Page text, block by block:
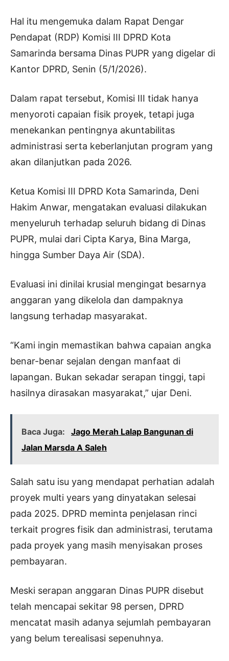
Hal itu mengemuka dalam Rapat Dengar
Pendapat (RDP) Komisi III DPRD Kota
Samarinda bersama Dinas PUPR yang digelar di
Kantor DPRD, Senin (5/1/2026).
Dalam rapat tersebut, Komisi III tidak hanya
menyoroti capaian fisik proyek, tetapi juga
menekankan pentingnya akuntabilitas
administrasi serta keberlanjutan program yang
akan dilanjutkan pada 2026.
Ketua Komisi III DPRD Kota Samarinda, Deni
Hakim Anwar, mengatakan evaluasi dilakukan
menyeluruh terhadap seluruh bidang di Dinas
PUPR, mulai dari Cipta Karya, Bina Marga,
hingga Sumber Daya Air (SDA).
Evaluasi ini dinilai krusial mengingat besarnya
anggaran yang dikelola dan dampaknya
langsung terhadap masyarakat.
“Kami ingin memastikan bahwa capaian angka
benar-benar sejalan dengan manfaat di
lapangan. Bukan sekadar serapan tinggi, tapi
hasilnya dirasakan masyarakat,” ujar Deni.
Baca Juga:
Jago Merah Lalap Bangunan di
Jalan Marsda A Saleh
Salah satu isu yang mendapat perhatian adalah
proyek multi years yang dinyatakan selesai
pada 2025. DPRD meminta penjelasan rinci
terkait progres fisik dan administrasi, terutama
pada proyek yang masih menyisakan proses
pembayaran.
Meski serapan anggaran Dinas PUPR disebut
telah mencapai sekitar 98 persen, DPRD
mencatat masih adanya sejumlah pembayaran
yang belum terealisasi sepenuhnya.